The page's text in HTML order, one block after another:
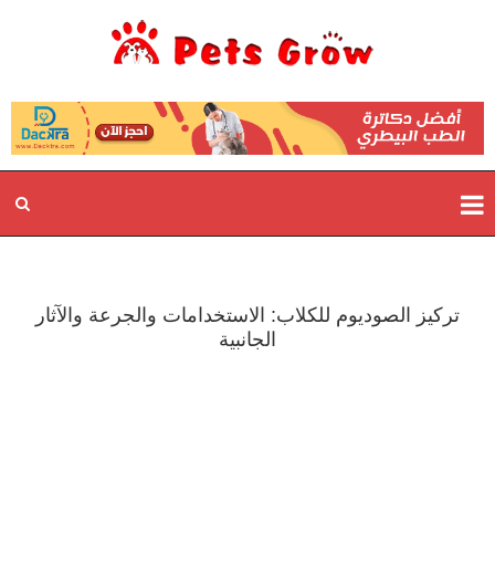
تركيز الصوديوم للكلاب: الاستخدامات والجرعة والآثار
الجانبية